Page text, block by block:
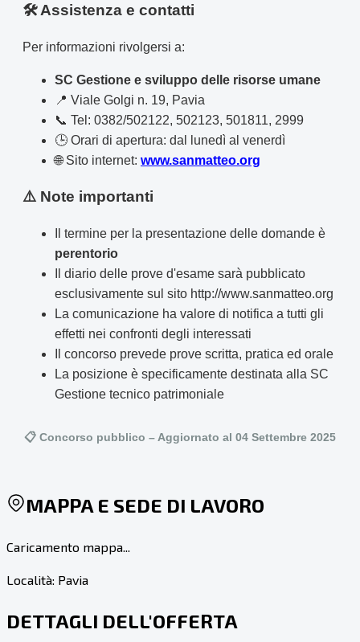
🛠️ Assistenza e contatti
Per informazioni rivolgersi a:
SC Gestione e sviluppo delle risorse umane
📍 Viale Golgi n. 19, Pavia
📞 Tel: 0382/502122, 502123, 501811, 2999
🕒 Orari di apertura: dal lunedì al venerdì
🌐 Sito internet: www.sanmatteo.org
⚠️ Note importanti
Il termine per la presentazione delle domande è
perentorio
Il diario delle prove d'esame sarà pubblicato
esclusivamente sul sito http://www.sanmatteo.org
La comunicazione ha valore di notifica a tutti gli
effetti nei confronti degli interessati
Il concorso prevede prove scritta, pratica ed orale
La posizione è specificamente destinata alla SC
Gestione tecnico patrimoniale
📋 Concorso pubblico – Aggiornato al 04 Settembre 2025
MAPPA E SEDE DI LAVORO
Caricamento mappa...
Località: Pavia
DETTAGLI DELL'OFFERTA